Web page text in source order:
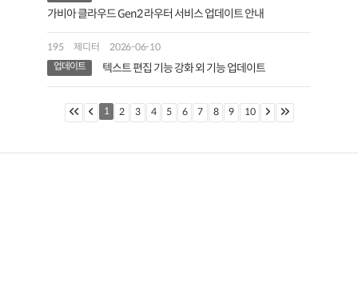
가비아 클라우드 Gen2 라우터 서비스 업데이트 안내
195 제디터
2026-06-10
업데이트
텍스트 편집 기능 강화 외 기능 업데이트
1 2 3 4 5 6 7 8 9 10